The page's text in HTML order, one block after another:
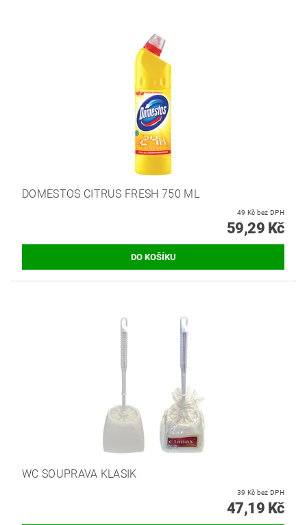
DOMESTOS CITRUS FRESH 750 ML
49 Kč bez DPH
59,29 Kč
WC SOUPRAVA KLASIK
39 Kč bez DPH
47,19 Kč